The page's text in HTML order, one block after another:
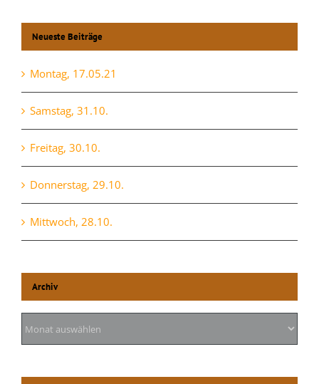
Neueste Beiträge
Montag, 17.05.21
Samstag, 31.10.
Freitag, 30.10.
Donnerstag, 29.10.
Mittwoch, 28.10.
Archiv
Archiv